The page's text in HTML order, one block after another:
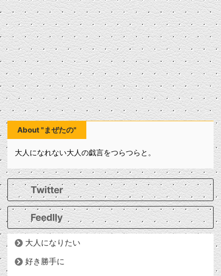
About "まぜたの"
大人になれない大人の戯言をつらつらと。
Twitter
Feedlly
大人になりたい
好き勝手に